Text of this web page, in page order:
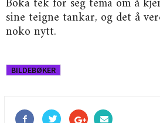
sine teigne tankar, og det å
noko nytt.
BILDEBØKER